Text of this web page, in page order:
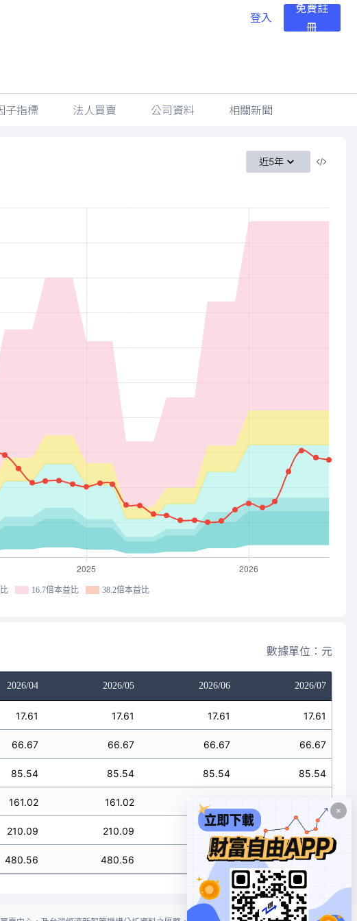
登入
免費註
冊
子指標 法人買賣 公司資料 相關新聞
近5年
16.7倍本益比 38.2倍本益比
數據單位：元
2026/04 2026/05 2026/06 2026/07
17.61 17.61 17.61 17.61
66.67 66.67 66.67 66.67
85.54 85.54 85.54 85.54
161.02 161.02 161.02
210.09 210.09 210.09 210.09
480.56 480.56 480.56 480.56